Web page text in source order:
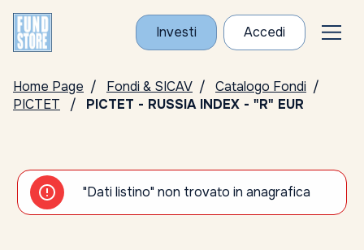
Investi Accedi
Home Page Fondi & SICAV
Catalogo Fondi
PICTET
PICTET - RUSSIA INDEX - "R" EUR
"Dati listino" non trovato in anagrafica